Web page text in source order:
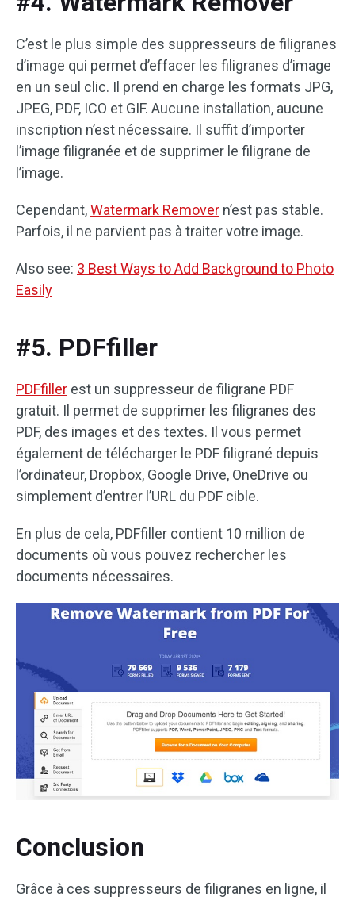
C’est le plus simple des suppresseurs de filigranes
d’image qui permet d’effacer les filigranes d’image
en un seul clic. Il prend en charge les formats JPG,
JPEG, PDF, ICO et GIF. Aucune installation, aucune
inscription n’est nécessaire. Il suffit d’importer
l’image filigranée et de supprimer le filigrane de
l’image.
Cependant,Watermark Remover n’est pas stable.
Parfois, il ne parvient pas à traiter votre image.
Also see: 3 Best Ways to Add Background to Photo
Easily
#5. PDFfiller
PDFfiller est un suppresseur de filigrane PDF
gratuit. Il permet de supprimer les filigranes des
PDF, des images et des textes. Il vous permet
également de télécharger le PDF filigrané depuis
l’ordinateur, Dropbox, Google Drive, OneDrive ou
simplement d’entrer l’URL du PDF cible.
En plus de cela, PDFfiller contient 10 million de
documents où vous pouvez rechercher les
documents nécessaires.
Conclusion
Grâce à ces suppresseurs de filigranes en ligne, il